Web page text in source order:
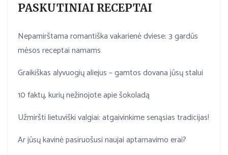
PASKUTINIAI RECEPTAI
Nepamirštama romantiška vakarienė dviese: 3 gardūs
mėsos receptai namams
Graikiškas alyvuogių aliejus – gamtos dovana jūsų stalui
10 faktų, kurių nežinojote apie šokoladą
Užmiršti lietuviški valgiai: atgaivinkime senąsias tradicijas!
Ar jūsų kavinė pasiruošusi naujai aptarnavimo erai?